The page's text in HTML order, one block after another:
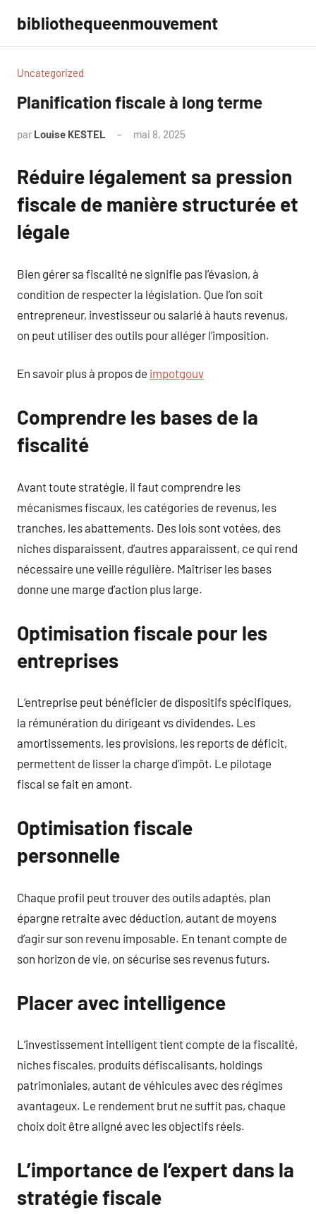
contenu
bibliothequeenmouvement
Uncategorized
Planification fiscale à long terme
par Louise KESTEL mai 8, 2025
Réduire légalement sa pression
fiscale de manière structurée et
légale
Bien gérer sa fiscalité ne signifie pas l’évasion, à
condition de respecter la législation. Que l’on soit
entrepreneur, investisseur ou salarié à hauts revenus,
on peut utiliser des outils pour alléger l’imposition.
En savoir plus à propos de impotgouv
Comprendre les bases de la
fiscalité
Avant toute stratégie, il faut comprendre les
mécanismes fiscaux, les catégories de revenus, les
tranches, les abattements. Des lois sont votées, des
niches disparaissent, d’autres apparaissent, ce qui rend
nécessaire une veille régulière. Maîtriser les bases
donne une marge d’action plus large.
Optimisation fiscale pour les
entreprises
L’entreprise peut bénéficier de dispositifs spécifiques,
la rémunération du dirigeant vs dividendes. Les
amortissements, les provisions, les reports de déficit,
permettent de lisser la charge d’impôt. Le pilotage
fiscal se fait en amont.
Optimisation fiscale
personnelle
Chaque profil peut trouver des outils adaptés, plan
épargne retraite avec déduction, autant de moyens
d’agir sur son revenu imposable. En tenant compte de
son horizon de vie, on sécurise ses revenus futurs.
Placer avec intelligence
L’investissement intelligent tient compte de la fiscalité,
niches fiscales, produits défiscalisants, holdings
patrimoniales, autant de véhicules avec des régimes
avantageux. Le rendement brut ne suffit pas, chaque
choix doit être aligné avec les objectifs réels.
L’importance de l’expert dans la
stratégie fiscale